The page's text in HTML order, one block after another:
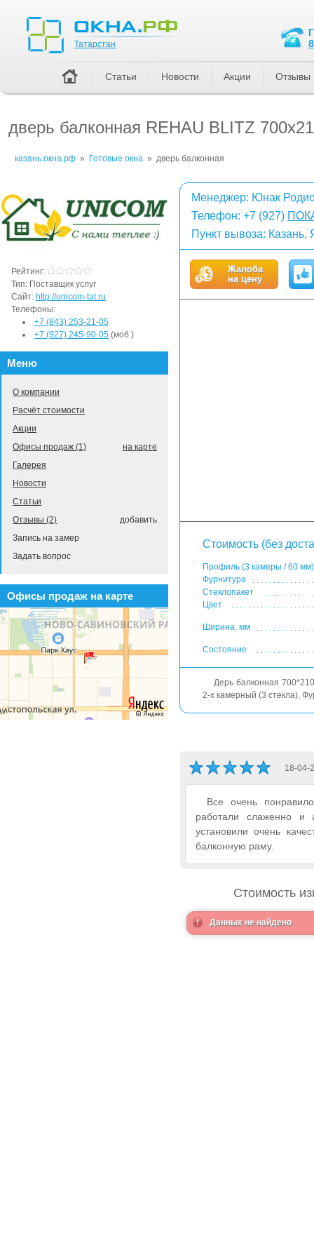
дверь балконная REHAU BLITZ
казань.окна.рф » Готовые окна » дверь балконная
Менеджер: Юнак
Телефон: +7 (927)
Пункт вывоза:
Жалоба
на цену
Стоимость (без
Профиль (3 камеры / 60 мм)
Фурнитура
Стеклопакет
Цвет
Ширина, мм
Состояние
Дерь балконная
2-х камерный (3 стекла).
18-04-
Все очень
работали слаженно и
установили очень
балконную раму.
Стоимость
Данных не найдено
Рейтинг:
Тип: Поставщик услуг
Сайт: http://unicom-tat.ru
Телефоны:
+7 (843) 253-21-05
+7 (927) 245-90-05 (моб.)
Меню
О компании
Расчёт стоимости
Акции
на карте
Офисы продаж (1)
Галерея
Новости
Статьи
добавить
Отзывы (2)
Запись на замер
Задать вопрос
Офисы продаж на карте
Татарстан
Статьи Новости Акции Отзывы